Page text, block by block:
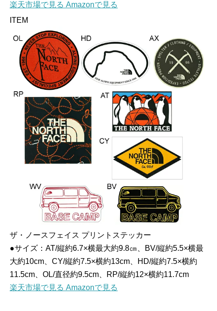
楽天市場で見る Amazonで見る
ITEM
ザ・ノースフェイス プリントステッカー
●サイズ：AT/縦約6.7×横最大約9.8㎝、BV/縦約5.5×横最
大約10cm、CY/縦約7.5×横約13cm、HD/縦約7.5×横約
11.5cm、OL/直径約9.5cm、RP/縦約12×横約11.7cm
楽天市場で見る Amazonで見る